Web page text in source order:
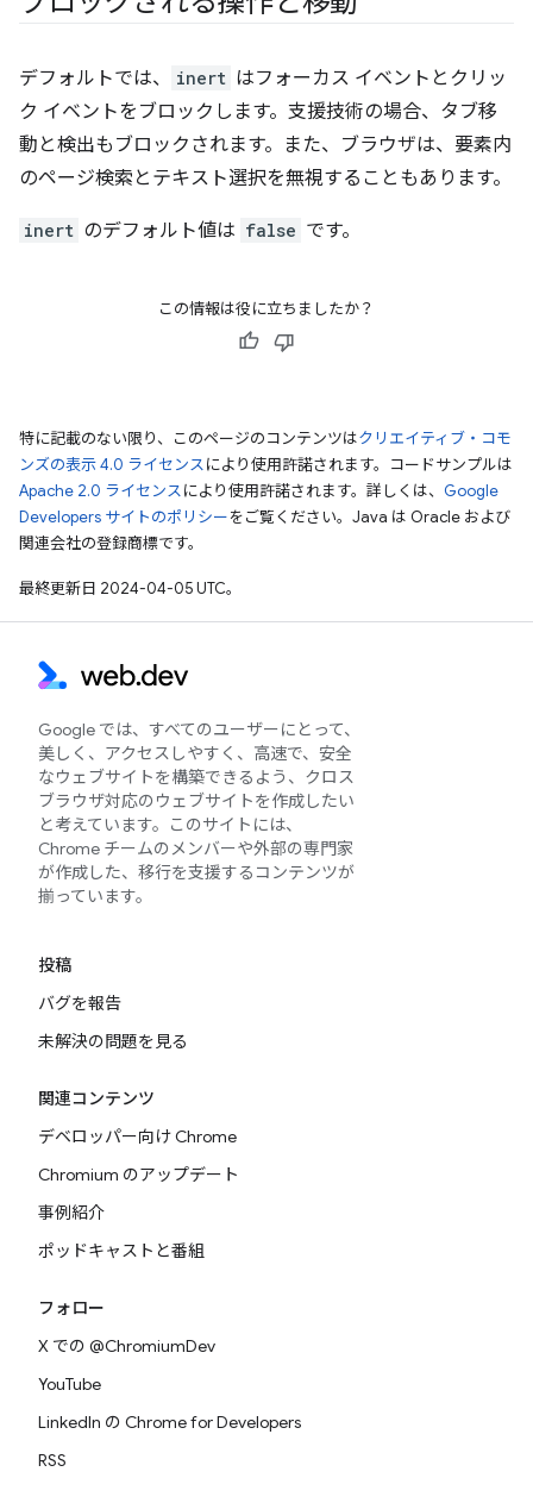
デフォルトでは、 inert はフォーカス イベントとクリッ
ク イベントをブロックします。支援技術の場合、タブ移
動と検出もブロックされます。また、ブラウザは、要素内
のページ検索とテキスト選択を無視することもあります。
inert のデフォルト値は false です。
この情報は役に立ちましたか？
特に記載のない限り、このページのコンテンツはクリエイティブ・コモ
ンズの表示 4.0 ライセンスにより使用許諾されます。コードサンプルは
Apache 2.0 ライセンスにより使用許諾されます。詳しくは、 Google
Developers サイトのポリシーをご覧ください。Java は Oracle および
関連会社の登録商標です。
最終更新日 2024-04-05 UTC。
Google では、すべてのユーザーにとって、
美しく、アクセスしやすく、高速で、安全
なウェブサイトを構築できるよう、クロス
ブラウザ対応のウェブサイトを作成したい
と考えています。このサイトには、
Chrome チームのメンバーや外部の専門家
が作成した、移行を支援するコンテンツが
揃っています。
投稿
バグを報告
未解決の問題を見る
関連コンテンツ
デベロッパー向け Chrome
Chromium のアップデート
事例紹介
ポッドキャストと番組
フォロー
X での @ChromiumDev
YouTube
LinkedIn の Chrome for Developers
RSS